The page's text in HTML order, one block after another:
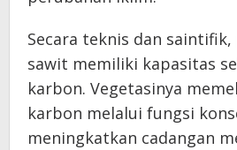
Secara teknis dan
sawit memiliki kapasitas
karbon. Vegetasinya
karbon melalui fungsi
meningkatkan cadangan